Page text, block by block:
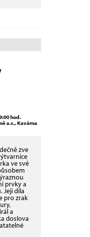
hod.
a.s., Kavárna
zve
ve své
prvky a
Její díla
pro zrak
a
doslova